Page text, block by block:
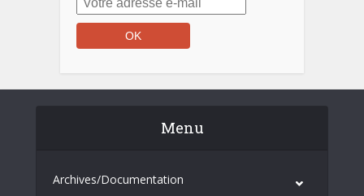
Menu
Archives/Documentation